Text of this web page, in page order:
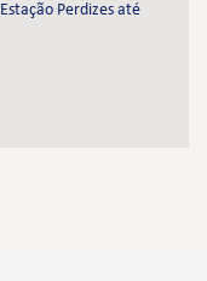
Perdizes até